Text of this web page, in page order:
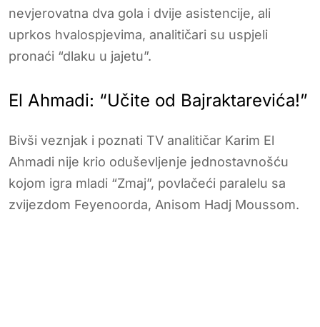
nevjerovatna dva gola i dvije asistencije, ali
uprkos hvalospjevima, analitičari su uspjeli
pronaći “dlaku u jajetu”.
El Ahmadi: “Učite od Bajraktarevića!”
Bivši veznjak i poznati TV analitičar Karim El
Ahmadi nije krio oduševljenje jednostavnošću
kojom igra mladi “Zmaj”, povlačeći paralelu sa
zvijezdom Feyenoorda, Anisom Hadj Moussom.